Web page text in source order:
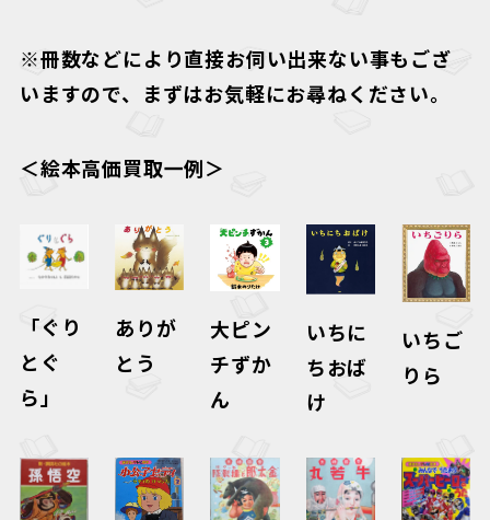
※冊数などにより直接お伺い出来ない事もござ
いますので、まずはお気軽にお尋ねください。
＜絵本高価買取一例＞
「ぐり
とぐ
ら」
ありが
とう
大ピン
チずか
ん
いちに
ちおば
け
いちご
りら